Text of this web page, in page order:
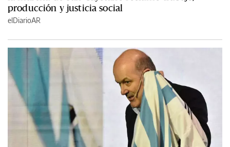
producción y justicia social
elDiarioAR